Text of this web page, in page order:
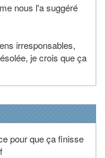
nous l'a suggéré
irresponsables,
je crois que ça
pour que ça finisse